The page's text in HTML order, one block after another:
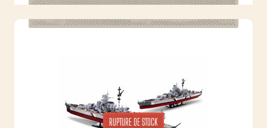
RUPTURE DE STOCK